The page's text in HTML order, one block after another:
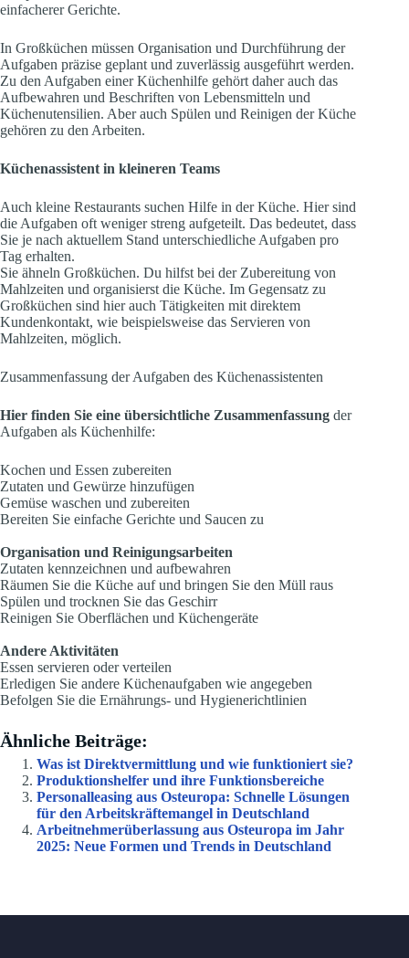
einfacherer Gerichte.
‍In Großküchen müssen Organisation und Durchführung der
Aufgaben präzise geplant und zuverlässig ausgeführt werden.
Zu den Aufgaben einer Küchenhilfe gehört daher auch das
Aufbewahren und Beschriften von Lebensmitteln und
Küchenutensilien. Aber auch Spülen und Reinigen der Küche
gehören zu den Arbeiten.
Küchenassistent in kleineren Teams
Auch kleine Restaurants suchen Hilfe in der Küche. Hier sind
die Aufgaben oft weniger streng aufgeteilt. Das bedeutet, dass
Sie je nach aktuellem Stand unterschiedliche Aufgaben pro
Tag erhalten.
Sie ähneln Großküchen. Du hilfst bei der Zubereitung von
Mahlzeiten und organisierst die Küche. Im Gegensatz zu
Großküchen sind hier auch Tätigkeiten mit direktem
Kundenkontakt, wie beispielsweise das Servieren von
Mahlzeiten, möglich.
Zusammenfassung der Aufgaben des Küchenassistenten
Hier finden Sie eine übersichtliche Zusammenfassung der
Aufgaben als Küchenhilfe:
Kochen und Essen zubereiten
Zutaten und Gewürze hinzufügen
Gemüse waschen und zubereiten
Bereiten Sie einfache Gerichte und Saucen zu
Organisation und Reinigungsarbeiten
Zutaten kennzeichnen und aufbewahren
Räumen Sie die Küche auf und bringen Sie den Müll raus
Spülen und trocknen Sie das Geschirr
Reinigen Sie Oberflächen und Küchengeräte
Andere Aktivitäten
Essen servieren oder verteilen
Erledigen Sie andere Küchenaufgaben wie angegeben
Befolgen Sie die Ernährungs- und Hygienerichtlinien
Ähnliche Beiträge:
Was ist Direktvermittlung und wie funktioniert sie?
Produktionshelfer und ihre Funktionsbereiche
Personalleasing aus Osteuropa: Schnelle Lösungen
für den Arbeitskräftemangel in Deutschland
Arbeitnehmerüberlassung aus Osteuropa im Jahr
2025: Neue Formen und Trends in Deutschland